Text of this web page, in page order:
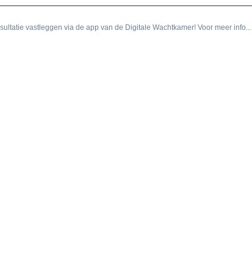
vastleggen via de app van de Digitale Wachtkamer! Voor meer info...